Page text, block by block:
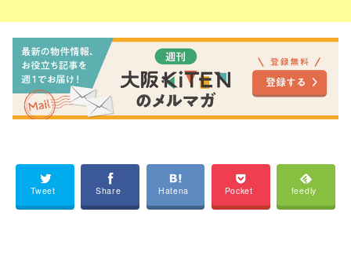
Tweet Share Hatena Pocket feedly